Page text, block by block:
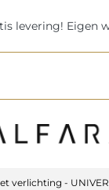
levering! Eigen
verlichting -